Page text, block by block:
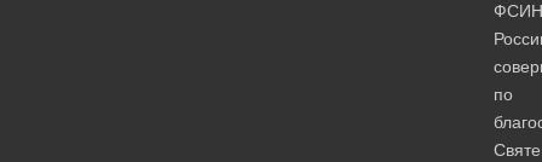
ФСИН
по